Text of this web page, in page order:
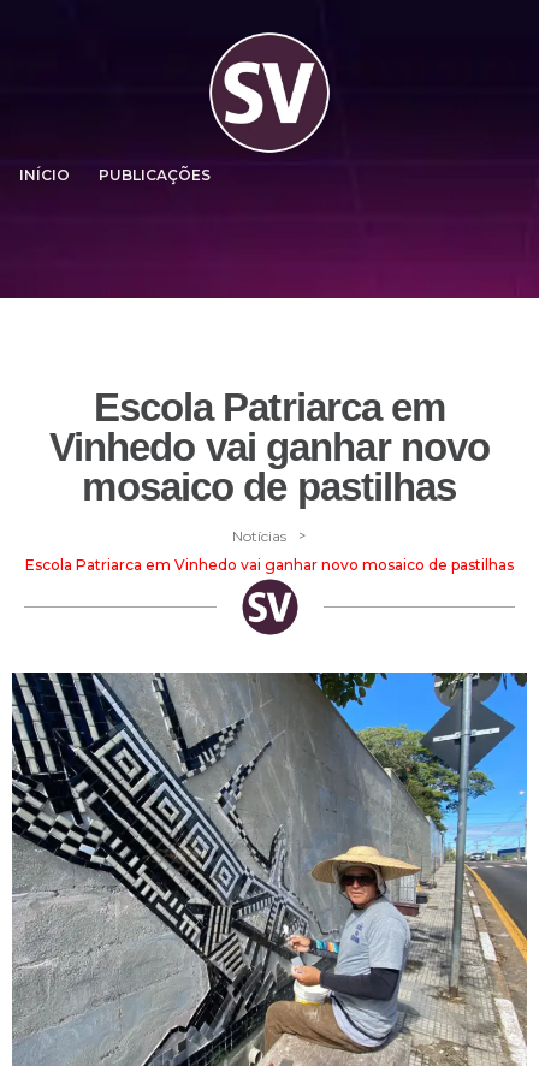
INÍCIO PUBLICAÇÕES
Escola Patriarca em
Vinhedo vai ganhar novo
mosaico de pastilhas
Notícias >
Escola Patriarca em Vinhedo vai ganhar novo mosaico de pastilhas